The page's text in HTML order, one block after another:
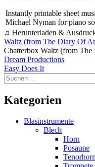
Instantly printable sheet
Michael Nyman for piano
♫ Herunterladen &
Waltz (from The Diary Of
Chatterbox Waltz (from
Beitragsnavigation
Dream Productions
Easy Does It
Suchen
nach:
Kategorien
Blasinstrumente
Blech
Horn
Posaune
Tenorhorn